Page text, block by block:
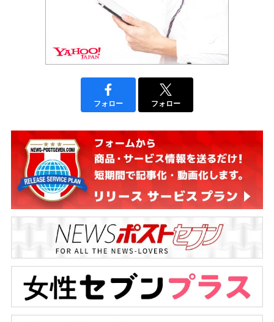
フォロー フォロー